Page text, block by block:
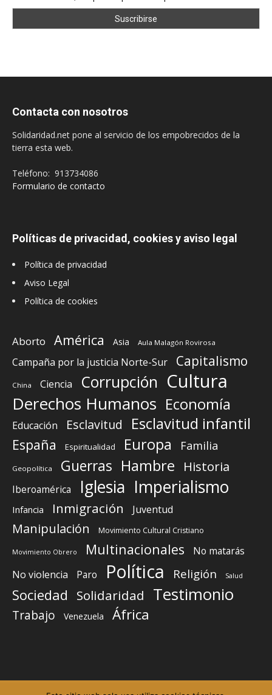
Contacta con nosotros
Solidaridad.net pone al servicio de los empobrecidos de la
tierra esta web.
Teléfono: 913734086
Formulario de contacto
Políticas de privacidad, cookies y aviso legal
Política de privacidad
Aviso Legal
Política de cookies
Aborto América Asia Aula Malagón Rovirosa
Campaña por la justicia Norte-Sur Capitalismo
China Ciencia Corrupción Cultura
Derechos Humanos Economía
Educación Esclavitud Esclavitud infantil
España Espiritualidad Europa Familia
Geopolítica Guerras Hambre Historia
Iberoamérica Iglesia Imperialismo
Infancia Inmigración Juventud
Manipulación Movimiento Cultural Cristiano
Movimiento Obrero Multinacionales
No matarás
No violencia
Paro Política Religión Salud
Sociedad Solidaridad Testimonio
Trabajo Venezuela África